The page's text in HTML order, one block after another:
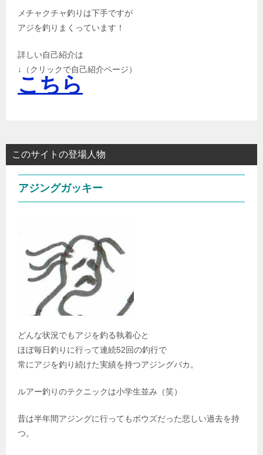
メチャクチャ釣りは下手ですが
アジを釣りまくっています！
詳しい自己紹介は
↓（クリックで自己紹介ページ）
こちら
このサイトの登場人物
アジングガッキー
どんな状況でもアジを釣る執着心と
ほぼ毎日釣りに行って連続52回の釣行で
常にアジを釣り続けた実績を持つアジングバカ。
ルアー釣りのテクニックは小学生並み（笑）
昔は半年間アジングに行ってもボウズだった悲しい過去を持
つ。